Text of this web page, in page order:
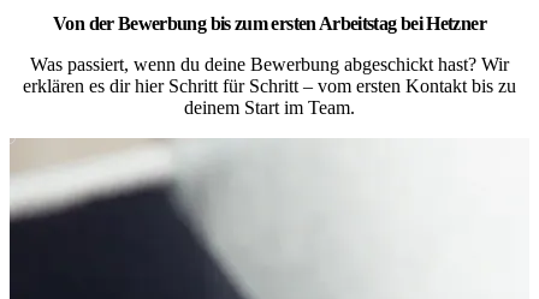
Von der Bewerbung bis zum ersten Arbeitstag bei Hetzner
Was passiert, wenn du deine Bewerbung abgeschickt hast? Wir
erklären es dir hier Schritt für Schritt – vom ersten Kontakt bis zu
deinem Start im Team.